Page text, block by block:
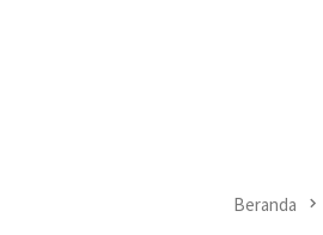
Beranda